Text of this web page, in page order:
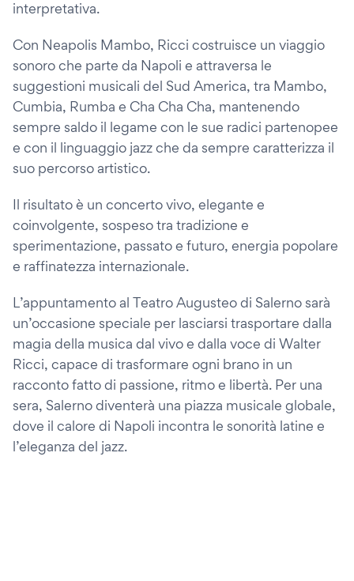
interpretativa.
Con Neapolis Mambo, Ricci costruisce un viaggio
sonoro che parte da Napoli e attraversa le
suggestioni musicali del Sud America, tra Mambo,
Cumbia, Rumba e Cha Cha Cha, mantenendo
sempre saldo il legame con le sue radici partenopee
e con il linguaggio jazz che da sempre caratterizza il
suo percorso artistico.
Il risultato è un concerto vivo, elegante e
coinvolgente, sospeso tra tradizione e
sperimentazione, passato e futuro, energia popolare
e raffinatezza internazionale.
L’appuntamento al Teatro Augusteo di Salerno sarà
un’occasione speciale per lasciarsi trasportare dalla
magia della musica dal vivo e dalla voce di Walter
Ricci, capace di trasformare ogni brano in un
racconto fatto di passione, ritmo e libertà. Per una
sera, Salerno diventerà una piazza musicale globale,
dove il calore di Napoli incontra le sonorità latine e
l’eleganza del jazz.